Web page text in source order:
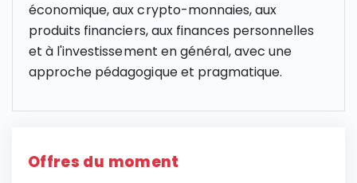
économique, aux crypto-monnaies, aux
produits financiers, aux finances personnelles
et à l'investissement en général, avec une
approche pédagogique et pragmatique.
Offres du moment